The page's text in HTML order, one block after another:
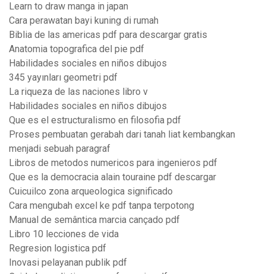
Learn to draw manga in japan
Cara perawatan bayi kuning di rumah
Biblia de las americas pdf para descargar gratis
Anatomia topografica del pie pdf
Habilidades sociales en niños dibujos
345 yayınları geometri pdf
La riqueza de las naciones libro v
Habilidades sociales en niños dibujos
Que es el estructuralismo en filosofia pdf
Proses pembuatan gerabah dari tanah liat kembangkan
menjadi sebuah paragraf
Libros de metodos numericos para ingenieros pdf
Que es la democracia alain touraine pdf descargar
Cuicuilco zona arqueologica significado
Cara mengubah excel ke pdf tanpa terpotong
Manual de semântica marcia cançado pdf
Libro 10 lecciones de vida
Regresion logistica pdf
Inovasi pelayanan publik pdf